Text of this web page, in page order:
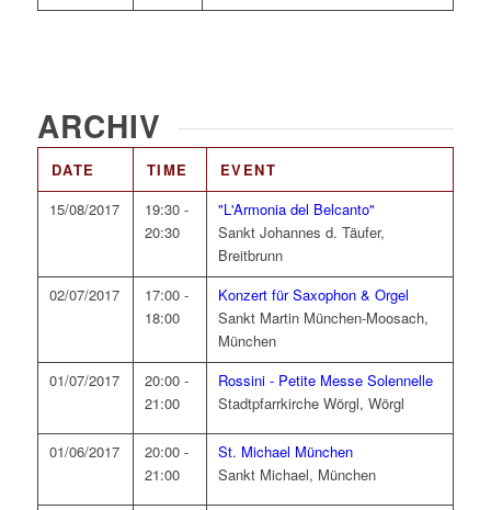
ARCHIV
DATE TIME
EVENT
15/08/2017
19:30 -
20:30
"L'Armonia del Belcanto"
Sankt Johannes d. Täufer,
Breitbrunn
02/07/2017
17:00 -
18:00
Konzert für Saxophon & Orgel
Sankt Martin München-Moosach,
München
01/07/2017
20:00 -
21:00
Rossini - Petite Messe Solennelle
Stadtpfarrkirche Wörgl, Wörgl
01/06/2017
20:00 -
21:00
St. Michael München
Sankt Michael, München